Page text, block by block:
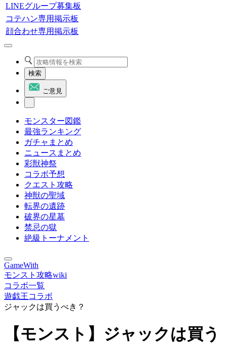
LINEグループ募集板
コテハン専用掲示板
顔合わせ専用掲示板
検索
ご意見
モンスター図鑑
最強ランキング
ガチャまとめ
ニュースまとめ
彩獣神祭
コラボ予想
クエスト攻略
神獣の聖域
転界の遺跡
破界の星墓
禁忌の獄
絶級トーナメント
GameWith
モンスト攻略wiki
コラボ一覧
遊戯王コラボ
ジャックは買うべき？
【モンスト】ジャックは買う